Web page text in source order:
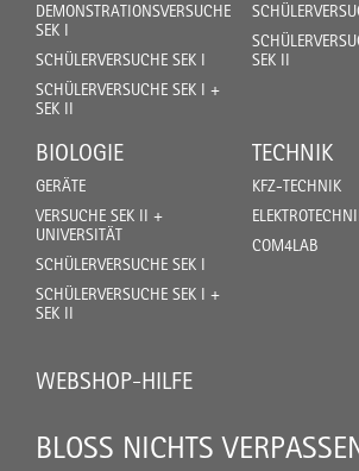
DEMONSTRATIONSVERSUCHE
SEK I
SCHÜLERVERSUCHE SEK I
SCHÜLERVERSUCHE SEK I +
SEK II
SEK II
BIOLOGIE
GERÄTE
VERSUCHE SEK II +
UNIVERSITÄT
SCHÜLERVERSUCHE SEK I
SCHÜLERVERSUCHE SEK I +
SEK II
TECHNIK
KFZ-TECHNIK
COM4LAB
WEBSHOP-HILFE
BLOSS NICHTS